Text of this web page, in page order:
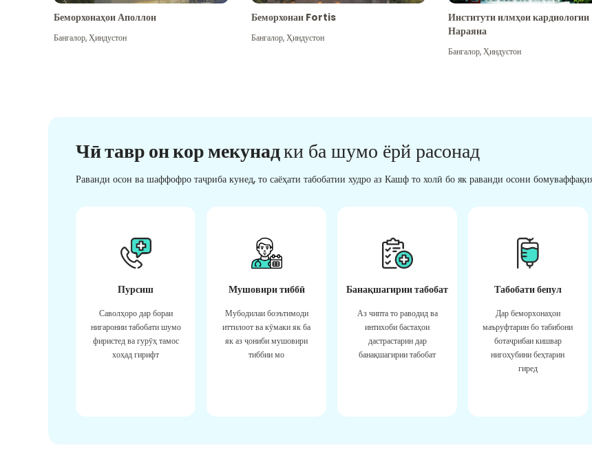
Беморхонаҳои Аполлон
Бангалор,Ҳиндустон
Беморхонаи Fortis
Бангалор,Ҳиндустон
Институти илмҳои кардиологии
Нараяна
Бангалор,Ҳиндустон
Чӣ тавр он кор мекунадки ба шумо ёрй расонад
Раванди осон ва шаффофро таҷриба кунед, то саёҳати табобатии худро аз Кашф то холӣ бо як раванди осони
Пурсиш
Саволҳоро дар бораи
нигаронии табобати шумо
фиристед ва гурӯҳ тамос
хоҳад гирифт
Мушовири тиббӣ
Мубодилаи боэътимоди
иттилоот ва кӯмаки як ба
як аз ҷониби мушовири
тиббии мо
Банақшагирии табобат
Аз чипта то раводид ва
интихоби бастаҳои
дастрастарин дар
банақшагирии табобат
Табобати бепул
Дар беморхонаҳои
маъруфтарин бо табибони
ботаҷрибаи кишвар
нигоҳубини беҳтарин
гиред